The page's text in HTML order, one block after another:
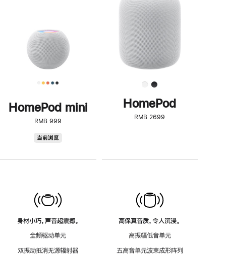
HomePod mini
RMB 999
当前浏览
身材小巧，声音超震撼。
全频驱动单元
双振动抵消无源辐射器
了
解
HomePod<
HomePod
RMB 2699
高保真音质，令人沉浸。
高振幅低音单元
五高音单元波束成形阵列